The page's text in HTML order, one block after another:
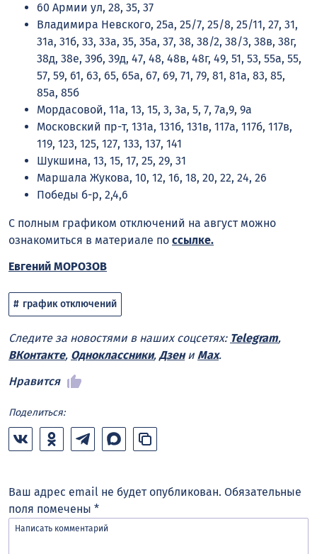
60 Армии ул, 28, 35, 37
Владимира Невского, 25а, 25/7, 25/8, 25/11, 27, 31,
31а, 31б, 33, 33а, 35, 35а, 37, 38, 38/2, 38/3, 38в, 38г,
38д, 38е, 39б, 39д, 47, 48, 48в, 48г, 49, 51, 53, 55а, 55,
57, 59, 61, 63, 65, 65а, 67, 69, 71, 79, 81, 81а, 83, 85,
85а, 85б
Мордасовой, 11а, 13, 15, 3, 3а, 5, 7, 7а,9, 9а
Московский пр-т, 131а, 131б, 131в, 117а, 117б, 117в,
119, 123, 125, 127, 133, 137, 141
Шукшина, 13, 15, 17, 25, 29, 31
Маршала Жукова, 10, 12, 16, 18, 20, 22, 24, 26
Победы б-р, 2,4,6
С полным графиком отключений на август можно
ознакомиться в материале по ссылке.
Евгений МОРОЗОВ
график отключений
Следите за новостями в наших соцсетях: Telegram,
ВКонтакте, Одноклассники, Дзени Max.
Нравится
Поделиться:
Ваш адрес email не будет опубликован. Обязательные
поля помечены *